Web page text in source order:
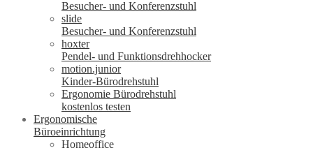
Besucher- und Konferenzstuhl
slide
Besucher- und Konferenzstuhl
hoxter
Pendel- und Funktionsdrehhocker
motion.junior
Kinder-Bürodrehstuhl
Ergonomie Bürodrehstuhl
kostenlos testen
Ergonomische
Büroeinrichtung
Homeoffice